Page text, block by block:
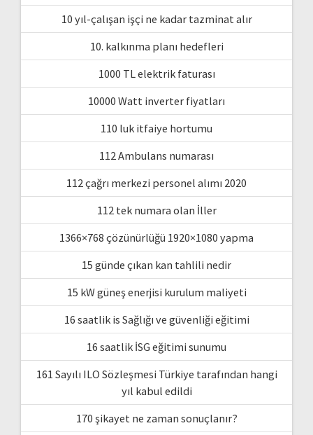
10 yıl-çalışan işçi ne kadar tazminat alır
10. kalkınma planı hedefleri
1000 TL elektrik faturası
10000 Watt inverter fiyatları
110 luk itfaiye hortumu
112 Ambulans numarası
112 çağrı merkezi personel alımı 2020
112 tek numara olan İller
1366×768 çözünürlüğü 1920×1080 yapma
15 günde çıkan kan tahlili nedir
15 kW güneş enerjisi kurulum maliyeti
16 saatlik is Sağlığı ve güvenliği eğitimi
16 saatlik İSG eğitimi sunumu
161 Sayılı ILO Sözleşmesi Türkiye tarafından hangi
yıl kabul edildi
170 şikayet ne zaman sonuçlanır?